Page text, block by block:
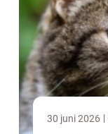
30 juni 2026